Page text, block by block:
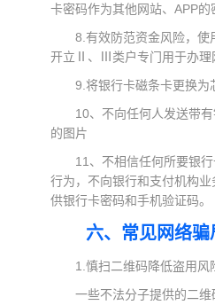
卡密码作为其他网站、APP的
8.有效防范资金风险，使
开立Ⅱ、Ⅲ类户专门用于办理
9.将银行卡磁条卡更换为
10、不向任何人发送带
的图片
11、不相信任何所要银
行为，不向银行和支付机构
供银行卡密码和手机验证码。
六、常见网络骗
1.慎扫二维码降低盗用风
一些不法分子提供的二